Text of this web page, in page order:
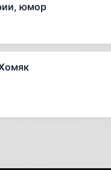
юмор